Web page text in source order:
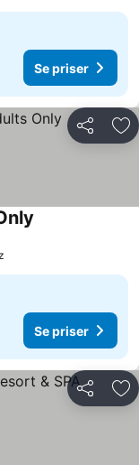
Se priser
Del
Se priser
Del